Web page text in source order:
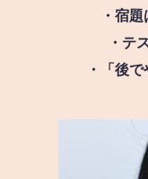
・宿
・テ
・「後